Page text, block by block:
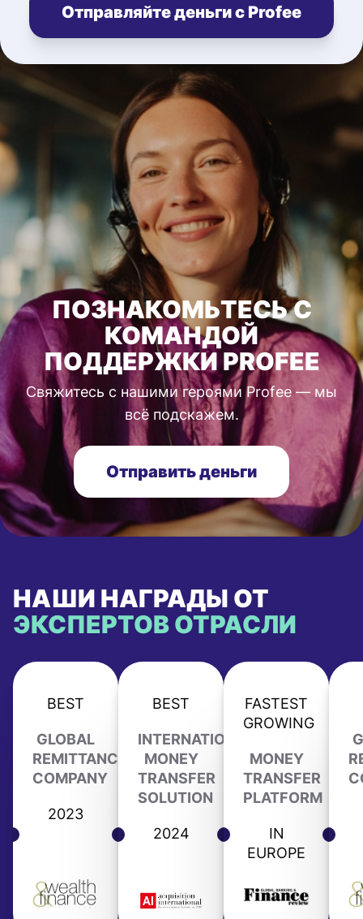
Отправляйте деньги с Profee
ПОЗНАКОМЬТЕСЬ С
КОМАНДОЙ
ПОДДЕРЖКИ PROFEE
Свяжитесь с нашими героями Profee — мы
всё подскажем.
Отправить деньги
НАШИ НАГРАДЫ ОТ
ЭКСПЕРТОВ ОТРАСЛИ
BEST
GLOBAL
REMITTANCE
COMPANY
2023
BEST
INTERNATIONAL
MONEY
TRANSFER
SOLUTION
2024
FASTEST
GROWING
MONEY
TRANSFER
PLATFORM
IN
EUROPE